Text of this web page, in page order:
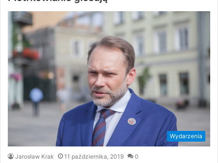
Wydarzenia
Jarosław Krak 11 października, 2019 0